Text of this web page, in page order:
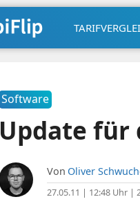
Software
Update für
Von Oliver
27.05.11 | 12:48 Uhr|